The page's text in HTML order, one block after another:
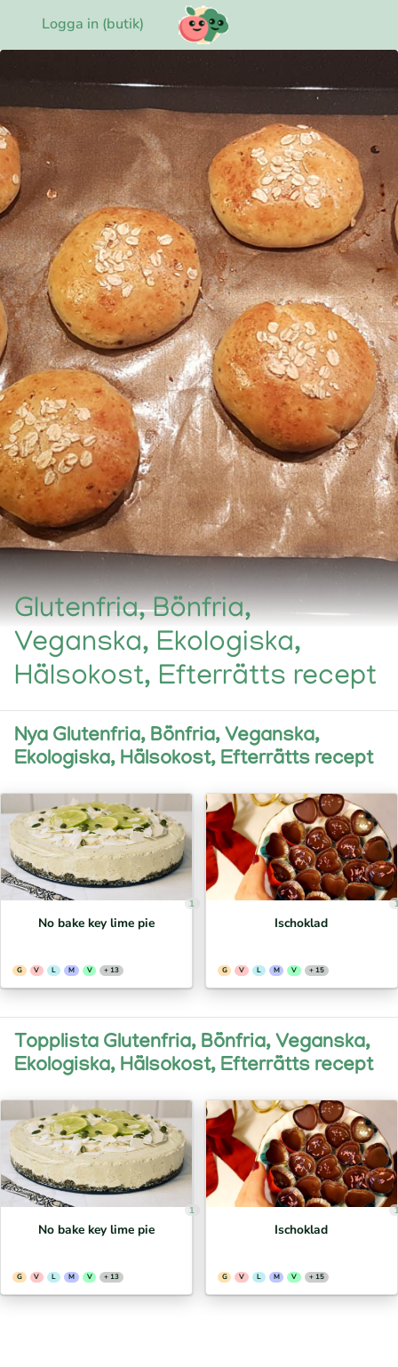
Logga in (butik)
Glutenfria, Bönfria,
Veganska, Ekologiska,
Hälsokost, Efterrätts recept
Nya Glutenfria, Bönfria, Veganska,
Ekologiska, Hälsokost, Efterrätts recept
1
No bake key lime pie
G V L M V + 13
Ischoklad
G V L M V + 15
Topplista Glutenfria, Bönfria, Veganska,
Ekologiska, Hälsokost, Efterrätts recept
1
No bake key lime pie
G V L M V + 13
Ischoklad
G V L M V + 15